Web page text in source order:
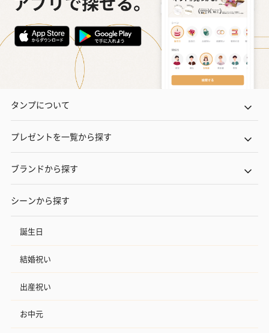
タンプについて
プレゼントを一覧から探す
ブランドから探す
シーンから探す
誕生日
結婚祝い
出産祝い
お中元